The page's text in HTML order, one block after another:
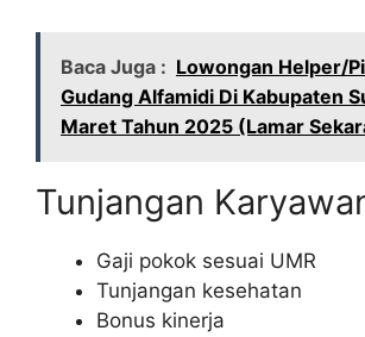
Baca Juga : Lowongan Helper/
Gudang Alfamidi Di Kabupaten
Maret Tahun 2025 (Lamar
Tunjangan
Gaji pokok sesuai UMR
Tunjangan kesehatan
Bonus kinerja